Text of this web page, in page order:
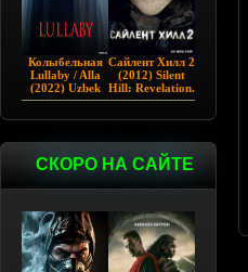
Колыбельная
Lullaby / Alla
(2022) Uzbek
tilida
Сайлент Хилл 2
(2012) Silent
Hill: Revelation.
СКОРО НА САЙТЕ